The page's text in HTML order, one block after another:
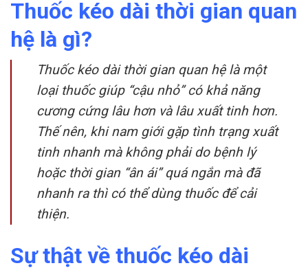
Thuốc kéo dài thời gian quan
hệ là gì?
Thuốc kéo dài thời gian quan hệ là một
loại thuốc giúp “cậu nhỏ” có khả năng
cương cứng lâu hơn và lâu xuất tinh hơn.
Thế nên, khi nam giới gặp tình trạng xuất
tinh nhanh mà không phải do bệnh lý
hoặc thời gian “ân ái” quá ngắn mà đã
nhanh ra thì có thể dùng thuốc để cải
thiện.
Sự thật về thuốc kéo dài